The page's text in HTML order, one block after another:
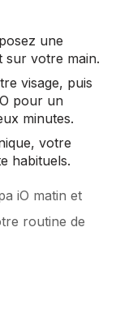
une
sur votre main.
visage, puis
pour un
minutes.
votre
habituels.
iO matin et
routine de